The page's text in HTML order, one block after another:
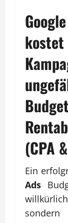
(CPA
Ein
Ads